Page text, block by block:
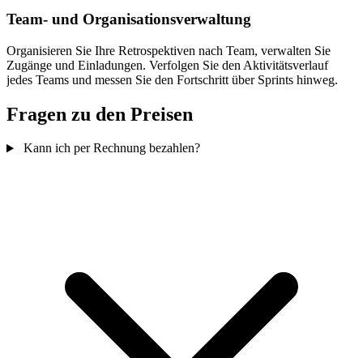
Team- und Organisationsverwaltung
Organisieren Sie Ihre Retrospektiven nach Team, verwalten Sie
Zugänge und Einladungen. Verfolgen Sie den Aktivitätsverlauf
jedes Teams und messen Sie den Fortschritt über Sprints hinweg.
Fragen zu den Preisen
Kann ich per Rechnung bezahlen?